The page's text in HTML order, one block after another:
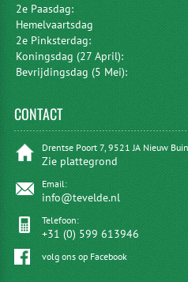
2e Paasdag:
Hemelvaartsdag
2e Pinksterdag:
Koningsdag (27 April):
Bevrijdingsdag (5 Mei):
CONTACT
Drentse Poort 7, 9521 JA Nieuw
Zie plattegrond
Email:
info@tevelde.nl
Telefoon:
+31 (0) 599 613946
volg ons op Facebook